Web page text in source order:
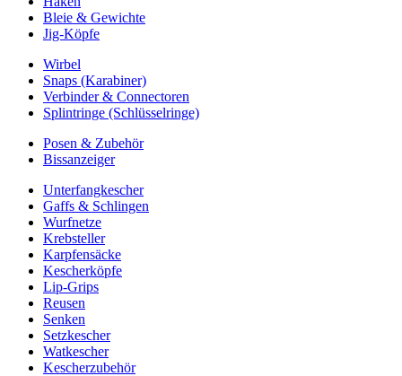
Bleie & Gewichte
Jig-Köpfe
Wirbel
Snaps (Karabiner)
Verbinder & Connectoren
Splintringe (Schlüsselringe)
Posen & Zubehör
Bissanzeiger
Unterfangkescher
Gaffs & Schlingen
Wurfnetze
Krebsteller
Karpfensäcke
Kescherköpfe
Lip-Grips
Reusen
Senken
Setzkescher
Watkescher
Kescherzubehör